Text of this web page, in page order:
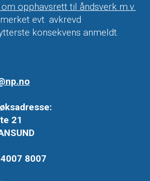
opphavsrett til åndsverk m.v.
evt. avkrevd
konsekvens anmeldt.
21
8007